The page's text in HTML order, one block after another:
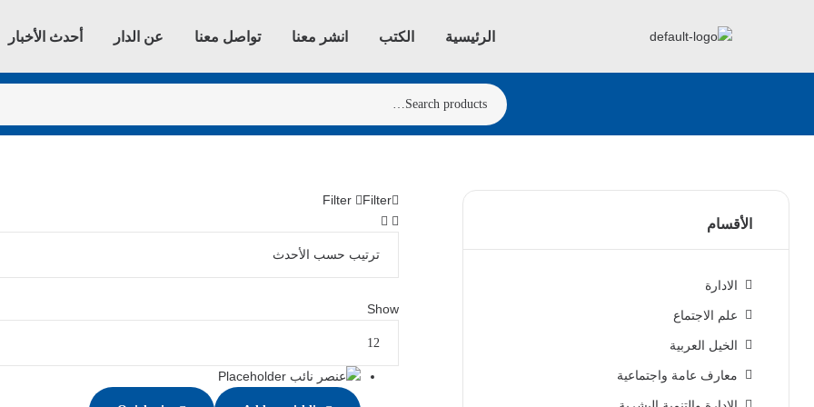
الرئيسية الكتب انشر معنا تواصل معنا عن الدار أحدث الأخبار
Filter Filter
Show
الأقسام
الادارة
علم الاجتماع
الخيل العربية
معارف عامة واجتماعية